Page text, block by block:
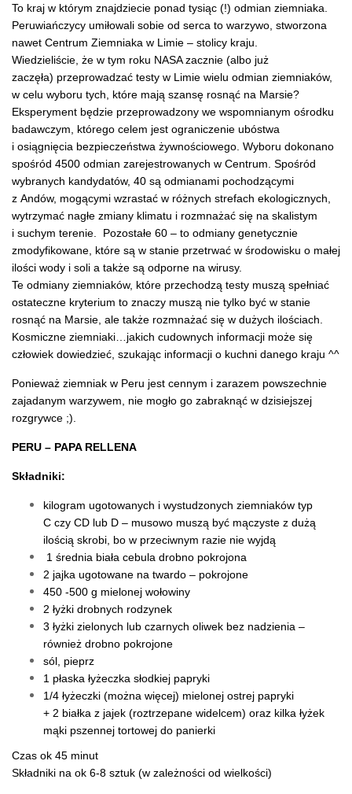
To kraj w którym znajdziecie ponad tysiąc (!) odmian ziemniaka.
Peruwiańczycy umiłowali sobie od serca to warzywo, stworzona
nawet Centrum Ziemniaka w Limie – stolicy kraju.
Wiedzieliście, że w tym roku NASA zacznie (albo już
zaczęła) przeprowadzać testy w Limie wielu odmian ziemniaków,
w celu wyboru tych, które mają szansę rosnąć na Marsie?
Eksperyment będzie przeprowadzony we wspomnianym ośrodku
badawczym, którego celem jest ograniczenie ubóstwa
i osiągnięcia bezpieczeństwa żywnościowego. Wyboru dokonano
spośród 4500 odmian zarejestrowanych w Centrum. Spośród
wybranych kandydatów, 40 są odmianami pochodzącymi
z Andów, mogącymi wzrastać w różnych strefach ekologicznych,
wytrzymać nagłe zmiany klimatu i rozmnażać się na skalistym
i suchym terenie. Pozostałe 60 – to odmiany genetycznie
zmodyfikowane, które są w stanie przetrwać w środowisku o małej
ilości wody i soli a także są odporne na wirusy.
Te odmiany ziemniaków, które przechodzą testy muszą spełniać
ostateczne kryterium to znaczy muszą nie tylko być w stanie
rosnąć na Marsie, ale także rozmnażać się w dużych ilościach.
Kosmiczne ziemniaki…jakich cudownych informacji może się
człowiek dowiedzieć, szukając informacji o kuchni danego kraju ^^
Ponieważ ziemniak w Peru jest cennym i zarazem powszechnie
zajadanym warzywem, nie mogło go zabraknąć w dzisiejszej
rozgrywce ;).
PERU – PAPA RELLENA
Składniki:
kilogram ugotowanych i wystudzonych ziemniaków typ
C czy CD lub D – musowo muszą być mączyste z dużą
ilością skrobi, bo w przeciwnym razie nie wyjdą
1 średnia biała cebula drobno pokrojona
2 jajka ugotowane na twardo – pokrojone
450 -500 g mielonej wołowiny
2 łyżki drobnych rodzynek
3 łyżki zielonych lub czarnych oliwek bez nadzienia –
również drobno pokrojone
sól, pieprz
1 płaska łyżeczka słodkiej papryki
1/4 łyżeczki (można więcej) mielonej ostrej papryki
+ 2 białka z jajek (roztrzepane widelcem) oraz kilka łyżek
mąki pszennej tortowej do panierki
Czas ok 45 minut
Składniki na ok 6-8 sztuk (w zależności od wielkości)